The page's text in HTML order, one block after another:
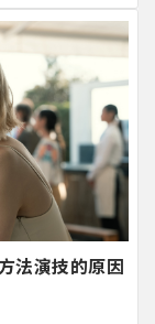
法演技的原因